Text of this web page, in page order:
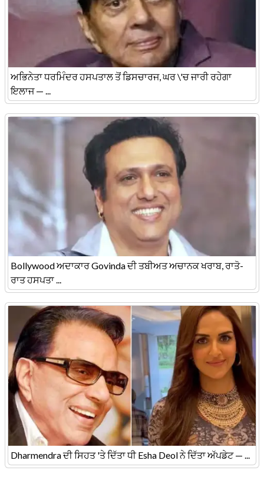
ਅਭਿਨੇਤਾ ਧਰਮਿੰਦਰ ਹਸਪਤਾਲ ਤੋਂ ਡਿਸਚਾਰਜ, ਘਰ \'ਚ ਜਾਰੀ ਰਹੇਗਾ
ਇਲਾਜ — ...
Bollywood ਅਦਾਕਾਰ Govinda ਦੀ ਤਬੀਅਤ ਅਚਾਨਕ ਖਰਾਬ, ਰਾਤੋ-
ਰਾਤ ਹਸਪਤਾ ...
Dharmendra ਦੀ ਸਿਹਤ 'ਤੇ ਦਿੱਤਾ ਧੀ Esha Deol ਨੇ ਦਿੱਤਾ ਅੱਪਡੇਟ — ...